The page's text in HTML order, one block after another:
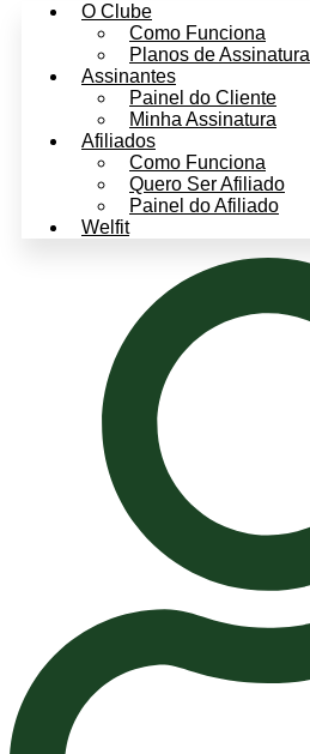
O Clube
Como Funciona
Planos de Assinatura
Assinantes
Painel do Cliente
Minha Assinatura
Afiliados
Como Funciona
Quero Ser Afiliado
Painel do Afiliado
Welfit